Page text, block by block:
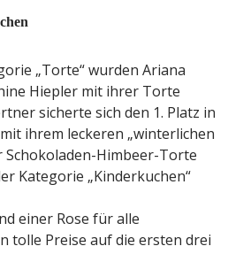
„Torte“ wurden Ariana
Hiepler mit ihrer Torte
sicherte sich den 1. Platz in
ihrem leckeren „winterlichen
Schokoladen-Himbeer-Torte
Kategorie „Kinderkuchen“
einer Rose für alle
tolle Preise auf die ersten drei